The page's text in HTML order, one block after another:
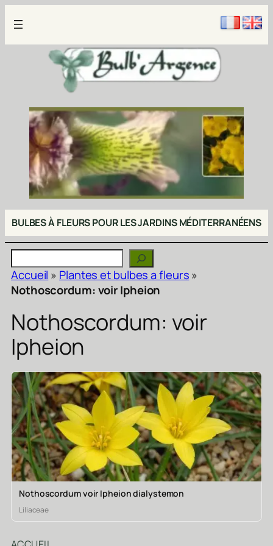
au
contenu
BULBES À FLEURS POUR LES JARDINS MÉDITERRANÉENS
Accueil » Plantes et bulbes a fleurs»
Nothoscordum: voir Ipheion
Nothoscordum: voir
Ipheion
Nothoscordum voir Ipheion dialystemon
Liliaceae